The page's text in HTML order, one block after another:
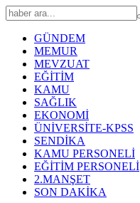
GÜNDEM
MEMUR
MEVZUAT
EĞİTİM
KAMU
SAĞLIK
EKONOMİ
ÜNİVERSİTE-KPSS
SENDİKA
KAMU PERSONELİ
EĞİTİM PERSONELİ
2.MANŞET
SON DAKİKA